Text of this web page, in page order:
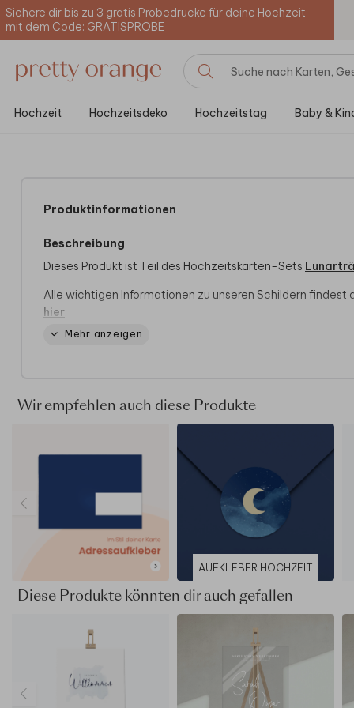
Sichere dir bis zu 3 gratis Probedrucke für deine Hochzeit -
mit dem Code: GRATISPROBE
Hochzeit Hochzeitsdeko Hochzeitstag Baby &
Produktinformationen
Beschreibung
Dieses Produkt ist Teil des Hochzeitskarten-Sets
Alle wichtigen Informationen zu unseren Schildern findest
hier.
Wir haben auch viele andere Produkte mit diesem Design im
In "Abbildungen und Gestaltungselemente" in unserem
Mehr anzeigen
Wir empfehlen auch diese Produkte
AUFKLEBER HOCHZEIT
Diese Produkte könnten dir auch gefallen